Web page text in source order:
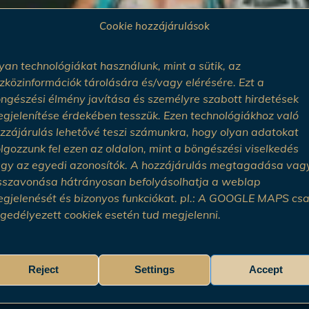
Cookie hozzájárulások
technológiákat használunk, mint a sütik, az
tárolására és/vagy elérésére. Ezt a
élmény javítása és személyre szabott hirdetések
érdekében tesszük. Ezen technológiákhoz való
lehetővé teszi számunkra, hogy olyan adatokat
fel ezen az oldalon, mint a böngészési viselkedés
az egyedi azonosítók. A hozzájárulás megtagadása
hátrányosan befolyásolhatja a weblap
és bizonyos funkciókat. pl.: A GOOGLE MAPS
cookiek esetén tud megjelenni.
Accept
Reject Settings
diverse events of the Kolo
programs of the